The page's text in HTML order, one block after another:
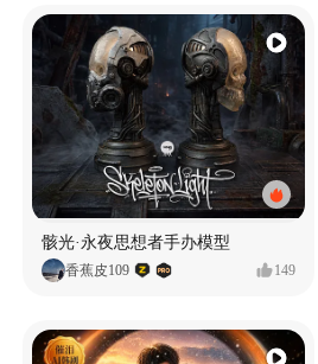
骸光·永夜思想者手办模型
香蕉皮109 149